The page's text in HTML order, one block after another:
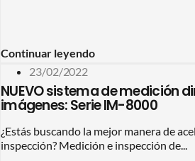
Continuar leyendo
23/02/2022
NUEVO sistema de medición
imágenes: Serie IM-8000
¿Estás buscando la mejor manera de
inspección? Medición e inspección de...